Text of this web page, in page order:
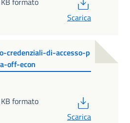
Scarica
credenziali-di-accesso-p
off-econ
formato
Scarica